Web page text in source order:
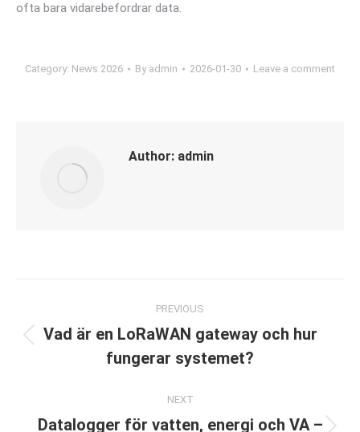
ofta bara vidarebefordrar data.
Category: News 2026 By admin 2026-01-30 Leave a comment
Author: admin
navigation
PREVIOUS
Previous
post:
Vad är en LoRaWAN gateway och hur
fungerar systemet?
NEXT
Datalogger för vatten, energi och VA –